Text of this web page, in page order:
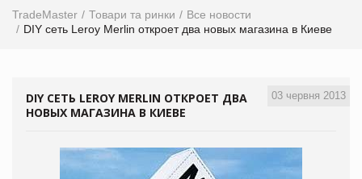
TradeMaster Товари та ринки
Все новости
DIY cеть Leroy Merlin откроет два новых магазина в Киеве
03 червня 2013
DIY CЕТЬ LEROY MERLIN ОТКРОЕТ ДВА
НОВЫХ МАГАЗИНА В КИЕВЕ